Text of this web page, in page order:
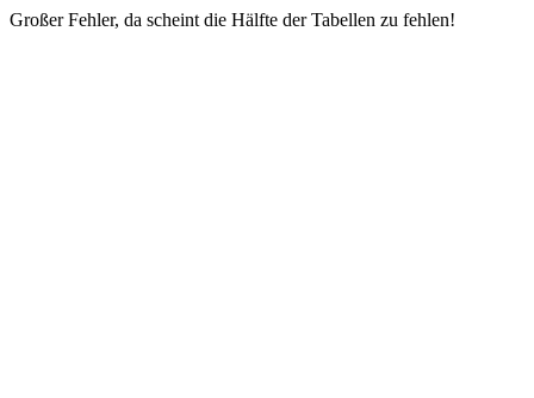
Großer Fehler, da scheint die Hälfte der Tabellen zu fehlen!